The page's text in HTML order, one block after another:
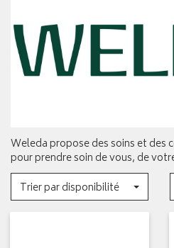
Weleda propose des soins et des
pour prendre soin de vous, de
Trier par disponibilité